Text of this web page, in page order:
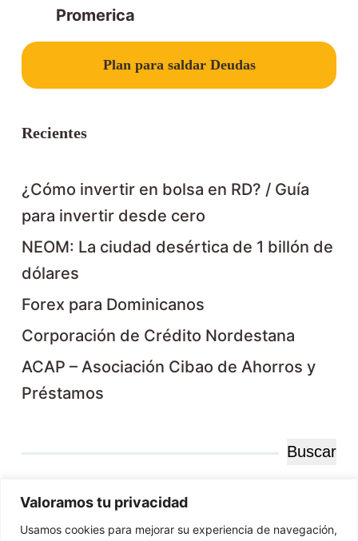
Valoramos tu privacidad
Usamos cookies para mejorar su experiencia de navegación,
Promerica
Plan para saldar Deudas
Slide 2 of 3
Recientes
¿Cómo invertir en bolsa en RD? / Guía
para invertir desde cero
NEOM: La ciudad desértica de 1 billón de
dólares
Forex para Dominicanos
Corporación de Crédito Nordestana
ACAP – Asociación Cibao de Ahorros y
Préstamos
Buscar